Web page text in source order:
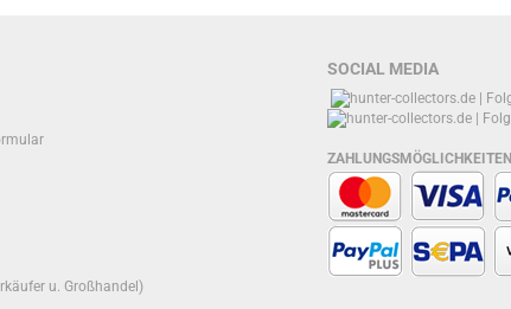
u. Großhandel)
SOCIAL MEDIA
ZAHLUNGSMÖGLICHKEITEN